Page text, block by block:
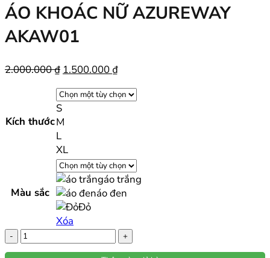
ÁO KHOÁC NỮ AZUREWAY
AKAW01
2.000.000₫ Giá
là:
1.500.000 ₫Giá
tại
Kích thước
S
M
L
XL
Màu sắc
áo trắng
áo đen
Đỏ
Xóa
Áo
khoác